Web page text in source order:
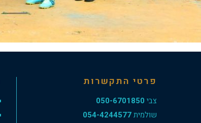
פרטי התקשרות
צבי 050-6701850
שולמית054-4244577